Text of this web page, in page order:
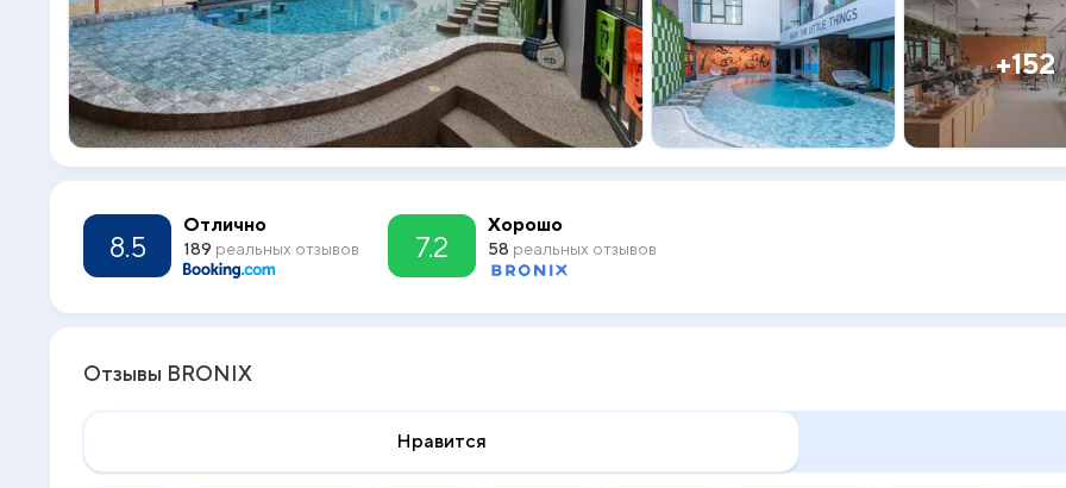
+152
8.5
Отлично
189 реальных отзывов 7.2
Хорошо
58 реальных отзывов
Отзывы BRONIX
Нравится